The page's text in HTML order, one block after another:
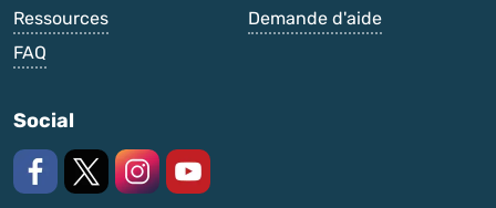
Ressources
Demande d'aide
FAQ
Social